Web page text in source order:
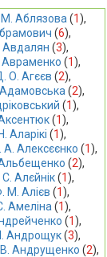
Аблязова (1),
(6),
Авдалян (3),
Авраменко (1),
О. Агєєв (2),
(2),
(1),
(1),
Аларікі (1),
А. Алексєєнко (1),
(2),
Алєйнік (1),
М. Алієв (1),
Амеліна (1),
(1),
І. Андрощук (3),
Андрущенко (2),